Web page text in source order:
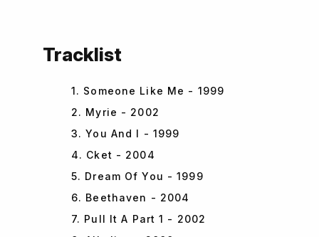
Tracklist
1. Someone Like Me - 1999
2. Myrie - 2002
3. You And I - 1999
4. Cket - 2004
5. Dream Of You - 1999
6. Beethaven - 2004
7. Pull It A Part 1 - 2002